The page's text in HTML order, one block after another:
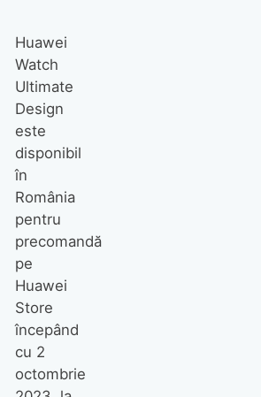
Huawei
Watch
Ultimate
Design
este
disponibil
în
România
pentru
precomandă
pe
Huawei
Store
începând
cu 2
octombrie